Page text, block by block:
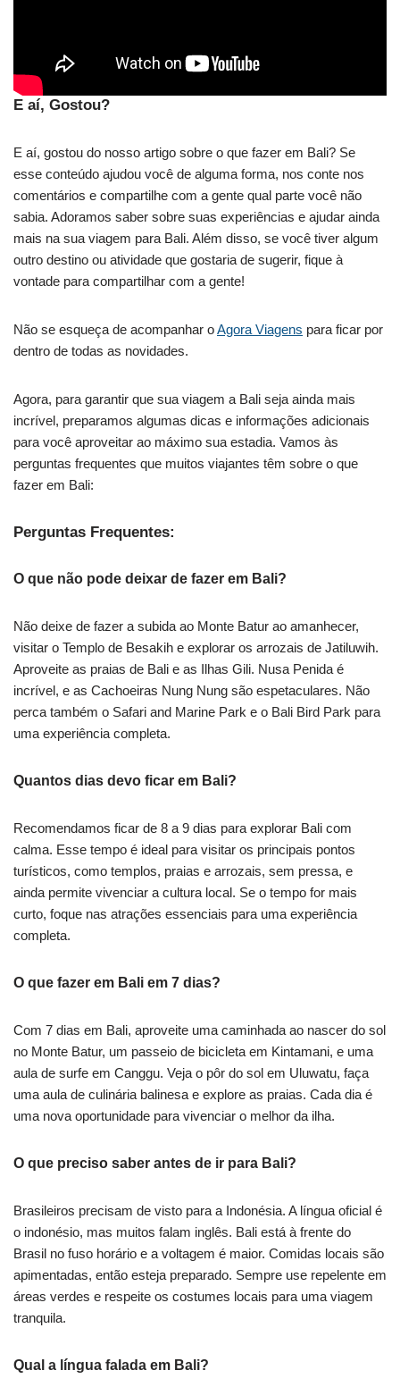
E aí, Gostou?
E aí, gostou do nosso artigo sobre o que fazer em Bali? Se
esse conteúdo ajudou você de alguma forma, nos conte nos
comentários e compartilhe com a gente qual parte você não
sabia. Adoramos saber sobre suas experiências e ajudar ainda
mais na sua viagem para Bali. Além disso, se você tiver algum
outro destino ou atividade que gostaria de sugerir, fique à
vontade para compartilhar com a gente!
Não se esqueça de acompanhar oAgora Viagens para ficar por
dentro de todas as novidades.
Agora, para garantir que sua viagem a Bali seja ainda mais
incrível, preparamos algumas dicas e informações adicionais
para você aproveitar ao máximo sua estadia. Vamos às
perguntas frequentes que muitos viajantes têm sobre o que
fazer em Bali:
Perguntas Frequentes:
O que não pode deixar de fazer em Bali?
Não deixe de fazer a subida ao Monte Batur ao amanhecer,
visitar o Templo de Besakih e explorar os arrozais de Jatiluwih.
Aproveite as praias de Bali e as Ilhas Gili. Nusa Penida é
incrível, e as Cachoeiras Nung Nung são espetaculares. Não
perca também o Safari and Marine Park e o Bali Bird Park para
uma experiência completa.
Quantos dias devo ficar em Bali?
Recomendamos ficar de 8 a 9 dias para explorar Bali com
calma. Esse tempo é ideal para visitar os principais pontos
turísticos, como templos, praias e arrozais, sem pressa, e
ainda permite vivenciar a cultura local. Se o tempo for mais
curto, foque nas atrações essenciais para uma experiência
completa.
O que fazer em Bali em 7 dias?
Com 7 dias em Bali, aproveite uma caminhada ao nascer do sol
no Monte Batur, um passeio de bicicleta em Kintamani, e uma
aula de surfe em Canggu. Veja o pôr do sol em Uluwatu, faça
uma aula de culinária balinesa e explore as praias. Cada dia é
uma nova oportunidade para vivenciar o melhor da ilha.
O que preciso saber antes de ir para Bali?
Brasileiros precisam de visto para a Indonésia. A língua oficial é
o indonésio, mas muitos falam inglês. Bali está à frente do
Brasil no fuso horário e a voltagem é maior. Comidas locais são
apimentadas, então esteja preparado. Sempre use repelente em
áreas verdes e respeite os costumes locais para uma viagem
tranquila.
Qual a língua falada em Bali?